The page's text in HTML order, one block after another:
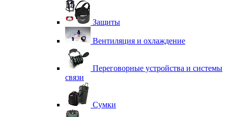
Защиты
Вентиляция и охлаждение
Переговорные устройства и системы
связи
Сумки